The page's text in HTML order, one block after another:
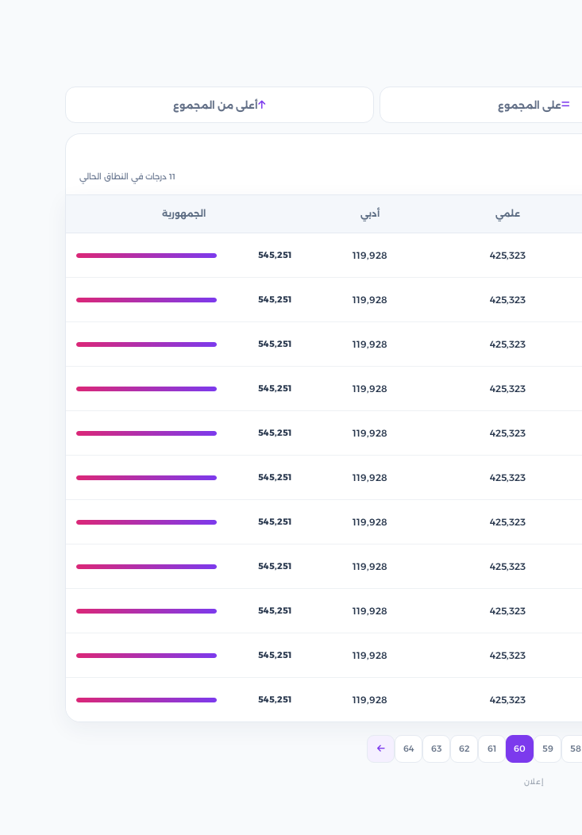
على المجموع أعلى من المجموع
11 درجات في النطاق الحالي
علمي أدبي الجمهورية
425,323
119,928
545,251
425,323
119,928
545,251
425,323
119,928
545,251
425,323
119,928
545,251
425,323
119,928
545,251
425,323
119,928
545,251
425,323
119,928
545,251
425,323
119,928
545,251
425,323
119,928
545,251
425,323
119,928
545,251
425,323
119,928
545,251
58
59
60
61
62
63
64
إعلان